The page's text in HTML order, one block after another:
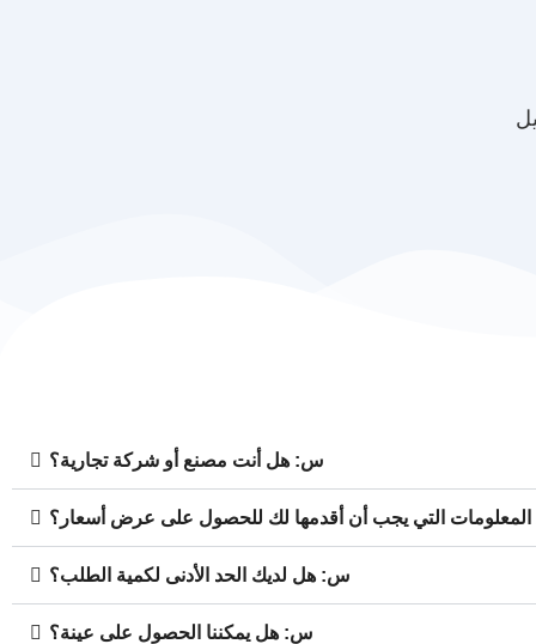
س: هل أنت مصنع أو شركة تجارية؟
المعلومات التي يجب أن أقدمها لك للحصول على عرض أسعار؟
س: هل لديك الحد الأدنى لكمية الطلب؟
س: هل يمكننا الحصول على عينة؟